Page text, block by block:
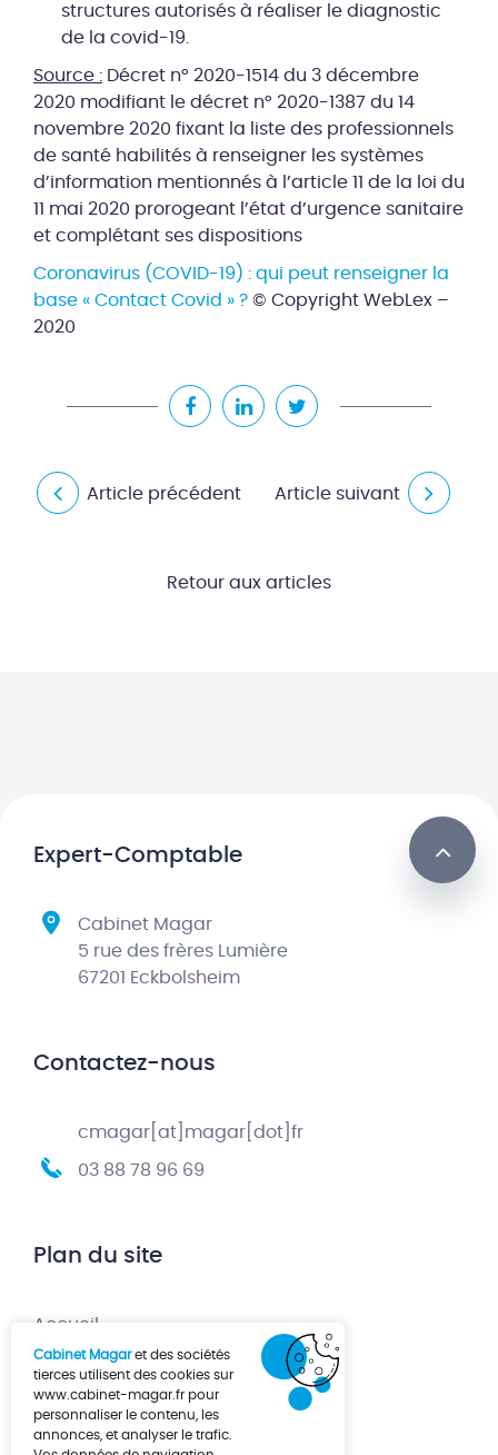
structures autorisés à réaliser le diagnostic
de la covid-19.
Source : Décret n° 2020-1514 du 3 décembre
2020 modifiant le décret n° 2020-1387 du 14
novembre 2020 fixant la liste des professionnels
de santé habilités à renseigner les systèmes
d’information mentionnés à l’article 11 de la loi du
11 mai 2020 prorogeant l’état d’urgence sanitaire
et complétant ses dispositions
Coronavirus (COVID-19) : qui peut renseigner la
base « Contact Covid » ? © Copyright WebLex –
2020
Article précédent Article suivant
Retour aux articles
Expert-Comptable
Cabinet Magar
5 rue des frères Lumière
67201 Eckbolsheim
Contactez-nous
cmagar[at]magar[dot]fr
03 88 78 96 69
Plan du site
Accueil
Création d’entreprise
Développement d’entreprise
À propos
Cabinet Magaret des sociétés
tierces utilisent des cookies sur
www.cabinet-magar.frpour
personnaliser le contenu, les
annonces, et analyser le trafic.